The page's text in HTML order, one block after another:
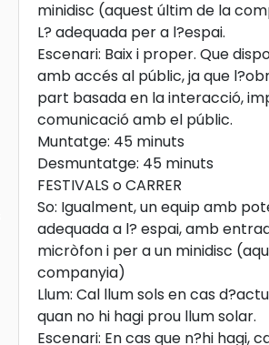
minidisc (aquest últim de la
L? adequada per a l?espai.
Escenari: Baix i proper. Que
amb accés al públic, ja que
part basada en la interacció,
comunicació amb el públic.
Muntatge: 45 minuts
Desmuntatge: 45 minuts
FESTIVALS o CARRER
So: Igualment, un equip amb
adequada a l? espai, amb
micròfon i per a un minidisc
companyia)
Llum: Cal llum sols en cas
quan no hi hagi prou llum solar.
Escenari: En cas que n?hi hagi,